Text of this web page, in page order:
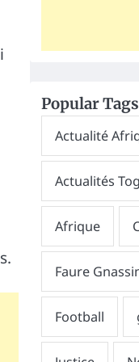
Popular Tags